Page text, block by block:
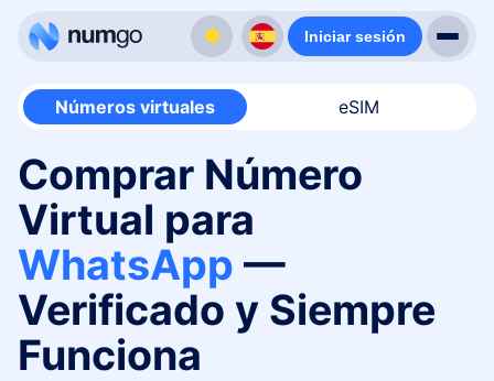
Iniciar sesión
Números virtuales eSIM
Comprar Número
Virtual para
WhatsApp —
Verificado y Siempre
Funciona